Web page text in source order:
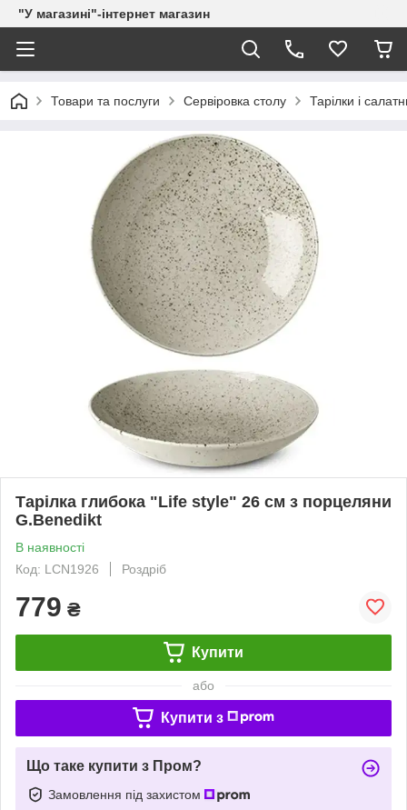
"У магазині"-інтернет магазин
Товари та послуги Сервіровка столу Тарілки і
Тарілка глибока "Life style" 26 см з порцеляни
G.Benedikt
В наявності
Код: LCN1926
Роздріб
779 ₴
Купити
або
Купити з
Що таке купити з Пром?
Замовлення під захистом